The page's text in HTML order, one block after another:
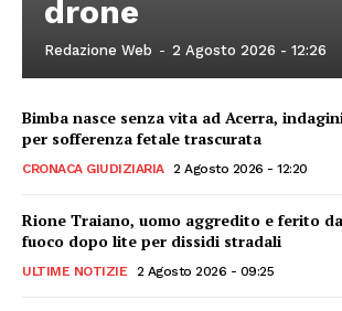
drone
Redazione Web - 2 Agosto 2026 - 12:26
Bimba nasce senza vita ad Acerra,
per sofferenza fetale trascurata
CRONACA GIUDIZIARIA 2 Agosto 2026 - 12:20
Rione Traiano, uomo aggredito e ferito
fuoco dopo lite per dissidi stradali
ULTIME NOTIZIE 2 Agosto 2026 - 09:25